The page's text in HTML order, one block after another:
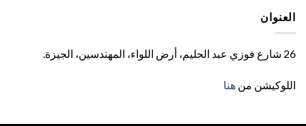
العنوان
26 شارع فوزي عبد الحليم، أرض اللواء، المهندسين، الجيزة .
اللوكيشن من هنا